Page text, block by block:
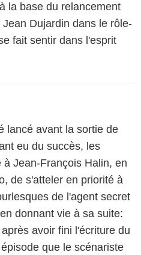
la base du relancement
Dujardin dans le rôle-
fait sentir dans l'esprit
lancé avant la sortie de
eu du succès, les
Jean-François Halin, en
de s'atteler en priorité à
de l'agent secret
donnant vie à sa suite:
avoir fini l'écriture du
que le scénariste